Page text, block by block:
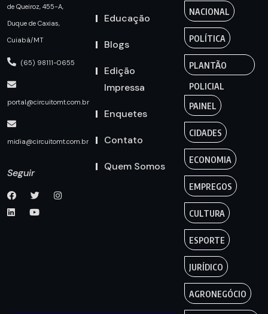
de Queiroz, 455-A,
Duque de Caxias,
Cuiabá/MT
(65) 98111-0655
portal@circuitomt.com.br
midia@circuitomt.com.br
Seguir
Educação
Blogs
Edição
Impressa
Enquetes
Contato
Quem Somos
NACIONAL
POLÍTICA
PLANTÃO
POLICIAL
PAINEL
CIDADES
ECONOMIA
EMPREGOS
CULTURA
ESPORTE
JURÍDICO
AGRONEGÓCIO